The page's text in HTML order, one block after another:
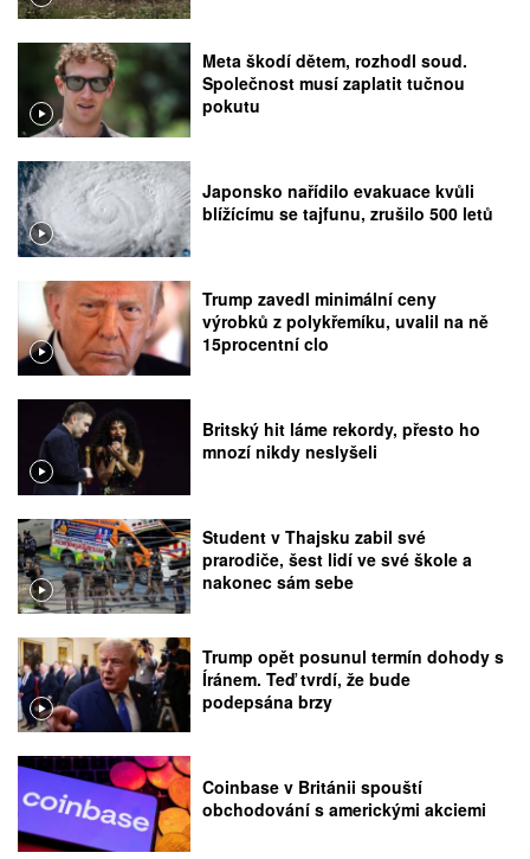
Meta škodí dětem, rozhodl soud.
Společnost musí zaplatit tučnou
pokutu
Japonsko nařídilo evakuace kvůli
blížícímu se tajfunu, zrušilo 500 letů
Trump zavedl minimální ceny
výrobků z polykřemíku, uvalil na ně
15procentní clo
Britský hit láme rekordy, přesto ho
mnozí nikdy neslyšeli
Student v Thajsku zabil své
prarodiče, šest lidí ve své škole a
nakonec sám sebe
Trump opět posunul termín dohody s
Íránem. Teď tvrdí, že bude
podepsána brzy
Coinbase v Británii spouští
obchodování s americkými akciemi